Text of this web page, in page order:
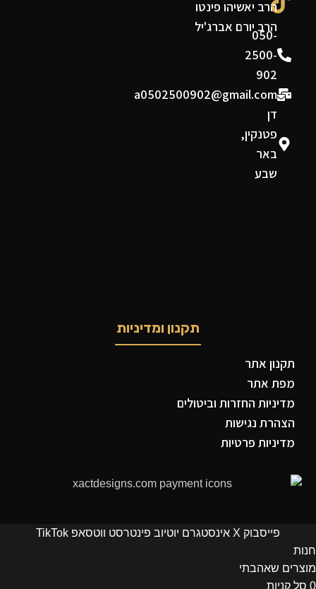
050-
2500-
902
a0502500902@gmail.com
דן
פטנקין,
באר
שבע
הרב יאשיהו פינטו
הרב יורם אברג'יל
תקנון ומדיניות
תקנון אתר
מפת אתר
מדיניות החזרות וביטולים
הצהרת נגישות
מדיניות פרטיות
פייסבוק X אינסטגרם יוטיוב פינטרסט ווטסאפ TikTok
חנות
מוצרים שאהבתי
0 סל קניות